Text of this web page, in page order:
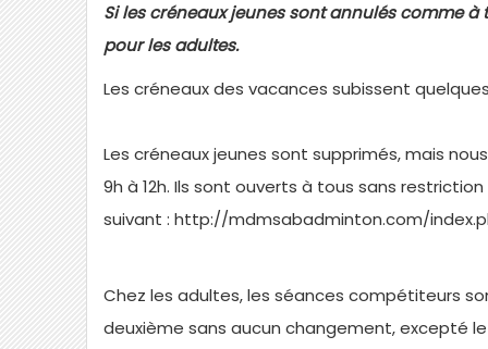
Si les créneaux jeunes sont annulés comme
pour les adultes.
Les créneaux des vacances subissent
Les créneaux jeunes sont supprimés, mais
9h à 12h. Ils sont ouverts à tous sans
suivant : http://mdmsabadminton.com/
Chez les adultes, les séances compétiteurs
deuxième sans aucun changement, excepté